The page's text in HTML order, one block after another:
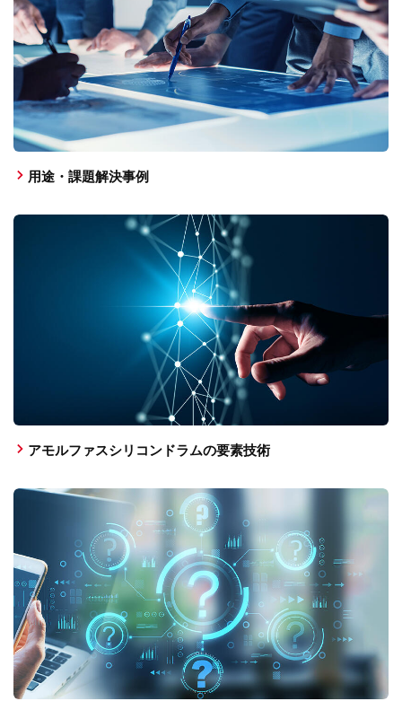
用途・課題解決事例
アモルファスシリコンドラムの要素技術